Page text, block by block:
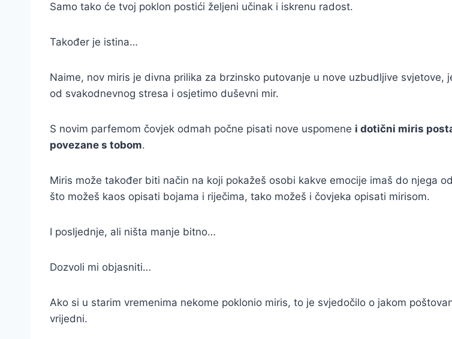
Samo tako će tvoj poklon postići željeni učinak i iskrenu radost.
Također je istina…
Naime, nov miris je divna prilika za brzinsko putovanje u nove uzbudljive
od svakodnevnog stresa i osjetimo duševni mir.
S novim parfemom čovjek odmah počne pisati nove uspomene i dotični miris
povezane s tobom.
Miris može također biti način na koji pokažeš osobi kakve emocije imaš do njega
što možeš kaos opisati bojama i riječima, tako možeš i čovjeka opisati mirisom.
I posljednje, ali ništa manje bitno…
Dozvoli mi objasniti…
Ako si u starim vremenima nekome poklonio miris, to je svjedočilo o jakom
vrijedni.